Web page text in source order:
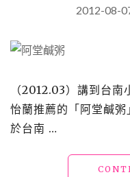
2012-08-
（2012.03）講到台
怡蘭推薦的「阿堂鹹
於台南 …